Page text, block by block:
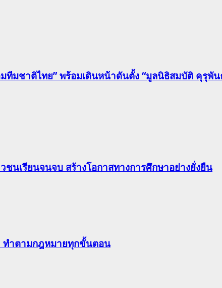
มชาติไทย” พร้อมเดินหน้าดันตั้ง “มูลนิธิสมบัติ คุรุพัน
เรียนจนจบ สร้างโอกาสทางการศึกษาอย่างยั่งยืน
ทำตามกฎหมายทุกขั้นตอน